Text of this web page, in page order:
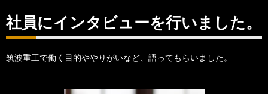
社員にインタビューを行いました。
筑波重工で働く目的ややりがいなど、語ってもらいました。